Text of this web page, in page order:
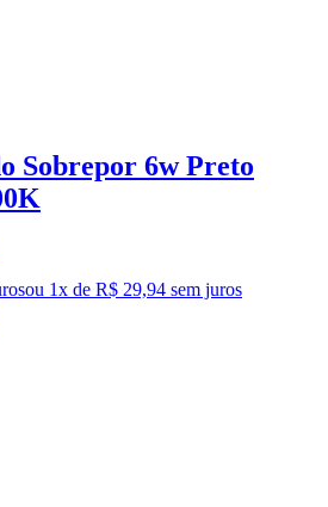
Sobrepor 6w Preto
ou 1x de R$ 29,94 sem juros